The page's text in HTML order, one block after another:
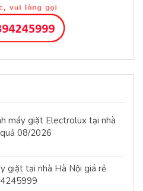
máy giặt Electrolux tại nhà
08/2026
giặt tại nhà Hà Nội giá rẻ